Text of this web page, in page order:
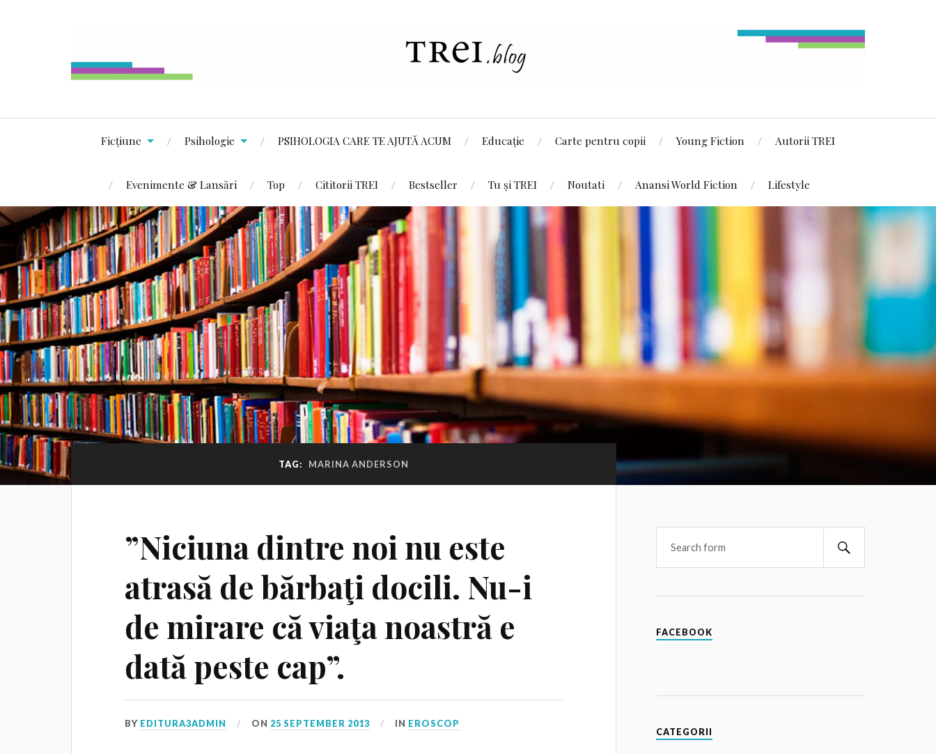
Ficțiune Psihologie PSIHOLOGIA CARE TE AJUTĂ ACUM Educație Carte pentru copii Young Fiction Autorii TREI
Evenimente & Lansări Top Cititorii TREI Bestseller Tu și TREI Noutati Anansi World Fiction Lifestyle
TAG: MARINA ANDERSON
”Niciuna dintre noi nu este
atrasă de bărbaţi docili. Nu-i
de mirare că viaţa noastră e
dată peste cap”.
BY EDITURA3ADMIN ON 25 SEPTEMBER 2013 IN EROSCOP
FACEBOOK
CATEGORII